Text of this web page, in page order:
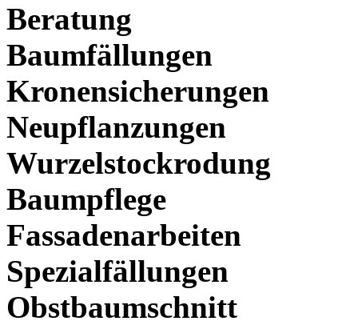
Beratung
Baumfällungen
Kronensicherungen
Neupflanzungen
Wurzelstockrodung
Baumpflege
Fassadenarbeiten
Spezialfällungen
Obstbaumschnitt